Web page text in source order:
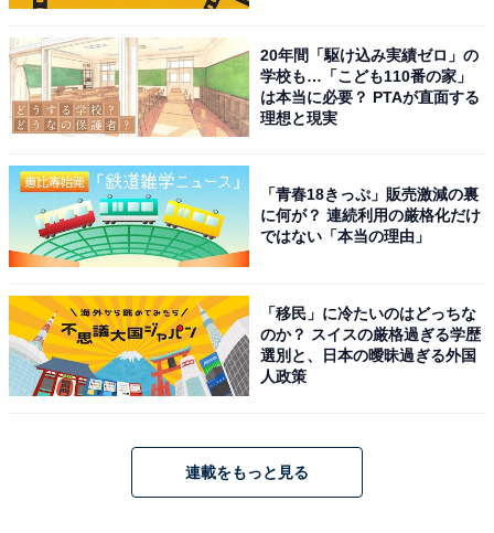
20年間「駆け込み実績ゼロ」の
学校も…「こども110番の家」
は本当に必要？ PTAが直面する
理想と現実
「青春18きっぷ」販売激減の裏
に何が？ 連続利用の厳格化だけ
ではない「本当の理由」
「移民」に冷たいのはどっちな
のか？ スイスの厳格過ぎる学歴
選別と、日本の曖昧過ぎる外国
人政策
連載をもっと見る